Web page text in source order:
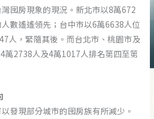
囤房現象的現況。新北市以8萬672
數遙遙領先；台中市以6萬6638人位
人，緊隨其後。而台北市、桃園市及
萬2738人及4萬1017人排名第四至第
發現部分城市的囤房族有所減少。